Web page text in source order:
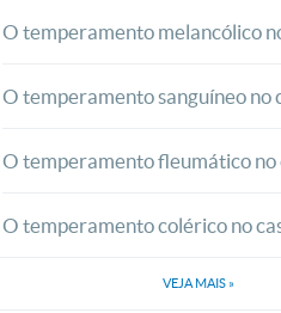
O temperamento melancólico
O temperamento sanguíneo no
O temperamento fleumático no
O temperamento colérico no
VEJA MAIS »